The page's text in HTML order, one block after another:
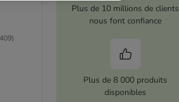
409)
Plus de 10 millions de clients
nous font confiance
Plus de 8 000 produits
disponibles